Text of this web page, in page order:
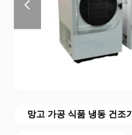
망고 가공 식품 냉동 건조기